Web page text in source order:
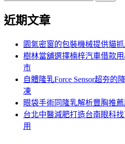
關
近期文章
園氣密窗的包裝機械提供貓
樹林當舖選擇楠梓汽車借款
市
自體隆乳Force Sensor超夯的
凍
眼袋手術同隆乳解析豐胸推
台北中醫減肥打造台南眼科
用